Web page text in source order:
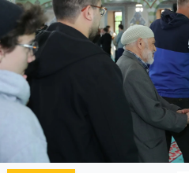
MAGAZİN
ESKİŞEHİRSPOR